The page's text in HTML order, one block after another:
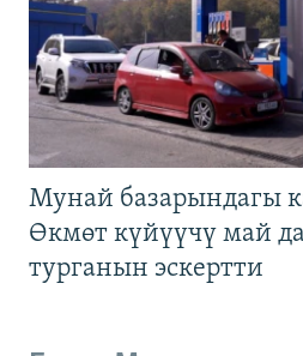
Мунай базарындагы
Өкмөт күйүүчү май
турганын эскертти